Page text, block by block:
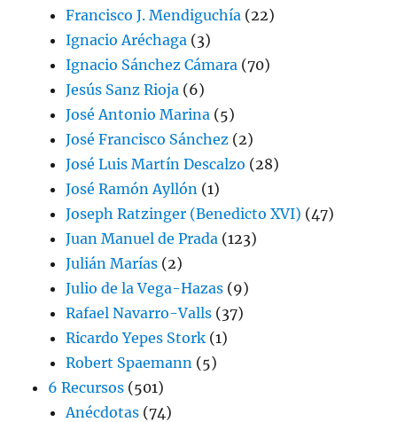
Francisco J. Mendiguchía (22)
Ignacio Aréchaga (3)
Ignacio Sánchez Cámara (70)
Jesús Sanz Rioja (6)
José Antonio Marina (5)
José Francisco Sánchez (2)
José Luis Martín Descalzo (28)
José Ramón Ayllón (1)
Joseph Ratzinger (Benedicto XVI) (47)
Juan Manuel de Prada (123)
Julián Marías (2)
Julio de la Vega-Hazas (9)
Rafael Navarro-Valls (37)
Ricardo Yepes Stork (1)
Robert Spaemann (5)
6 Recursos (501)
Anécdotas (74)